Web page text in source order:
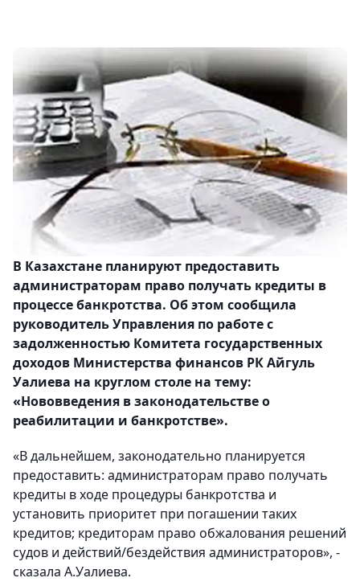
В Казахстане планируют предоставить
администраторам право получать кредиты в
процессе банкротства. Об этом сообщила
руководитель Управления по работе с
задолженностью Комитета государственных
доходов Министерства финансов РК Айгуль
Уалиева на круглом столе на тему:
«Нововведения в законодательстве о
реабилитации и банкротстве».
«В дальнейшем, законодательно планируется
предоставить: администраторам право получать
кредиты в ходе процедуры банкротства и
установить приоритет при погашении таких
кредитов; кредиторам право обжалования решений
судов и действий/бездействия администраторов», -
сказала А.Уалиева.